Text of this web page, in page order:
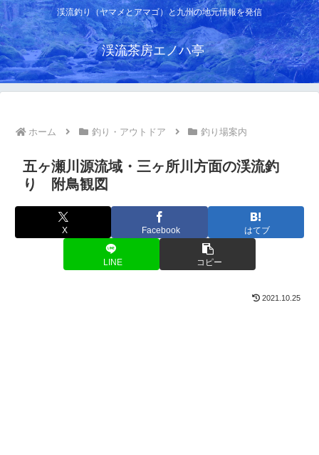
渓流釣り（ヤマメとアマゴ）と九州の地元情報を発信
渓流茶房エノハ亭
ホーム 釣り・アウトドア 釣り場案内
五ヶ瀬川源流域・三ヶ所川方面の渓流釣
り 附鳥観図
X Facebook はてブ
LINE コピー
2021.10.25